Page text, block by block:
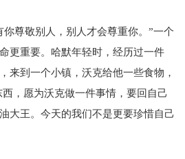
你尊敬别人，别人才会尊重你。”一个
更重要。哈默年轻时，经历过一件
来到一个小镇，沃克给他一些食物，
，愿为沃克做一件事情，要回自己
大王。今天的我们不是更要珍惜自己